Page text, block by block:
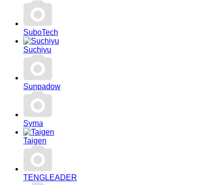
SuboTech
Suchiyu
Sunpadow
Syma
Taigen
TENGLEADER